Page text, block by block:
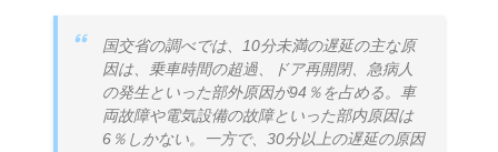
国交省の調べでは、10分未満の遅延の主な原
因は、乗車時間の超過、ドア再開閉、急病人
の発生といった部外原因が94％を占める。車
両故障や電気設備の故障といった部内原因は
6％しかない。一方で、30分以上の遅延の原因